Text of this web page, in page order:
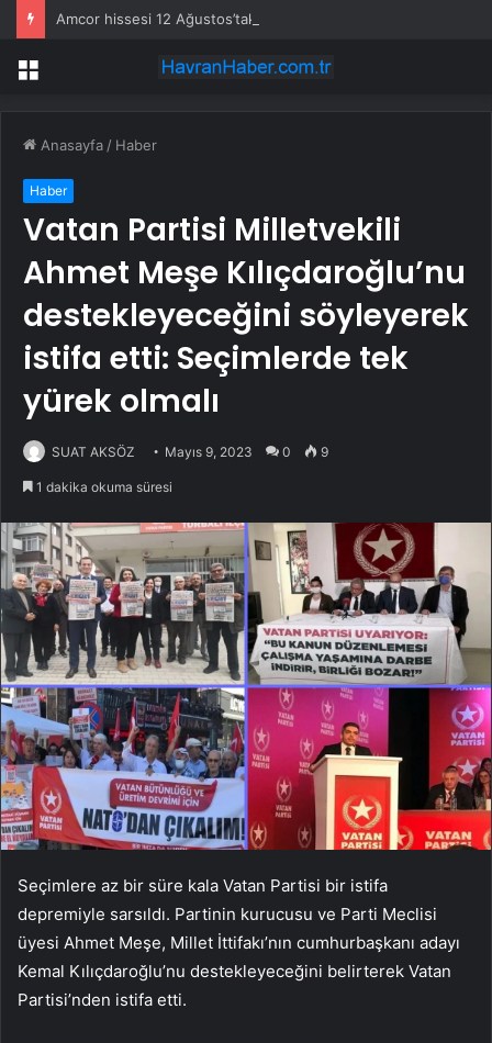
Menü
Anasayfa / Haber
Haber
Vatan Partisi Milletvekili
Ahmet Meşe Kılıçdaroğlu’nu
destekleyeceğini söyleyerek
istifa etti: Seçimlerde tek
yürek olmalı
SUAT AKSÖZ Mayıs 9, 2023 0 9
1 dakika okuma süresi
Seçimlere az bir süre kala Vatan Partisi bir istifa
depremiyle sarsıldı. Partinin kurucusu ve Parti Meclisi
üyesi Ahmet Meşe, Millet İttifakı’nın cumhurbaşkanı adayı
Kemal Kılıçdaroğlu’nu destekleyeceğini belirterek Vatan
Partisi’nden istifa etti.